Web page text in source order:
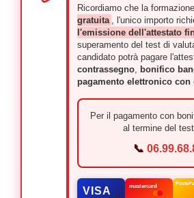
Ricordiamo che la formazione
gratuita , l'unico importo
l'emissione dell'attestato
superamento del test di
candidato potrà pagare
contrassegno, bonifico
pagamento elettronico con
Per il pagamento con
al termine del
📞
VISA mastercard